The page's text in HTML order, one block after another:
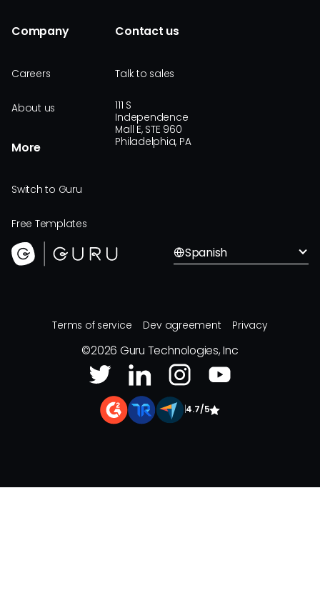
Company
Careers
About us
More
Switch to Guru
Free Templates
Contact us
Talk to sales
111 S
Independence
Mall E, STE 960
Philadelphia, PA
Spanish
Terms of service Dev agreement Privacy
©2026 Guru Technologies, Inc
4.7/5